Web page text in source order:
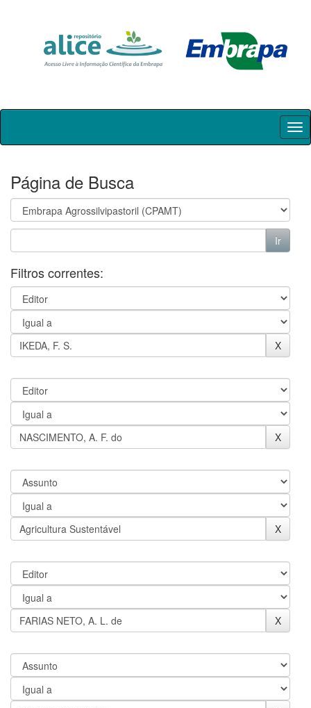
Skip
Página de Busca
Filtros correntes: